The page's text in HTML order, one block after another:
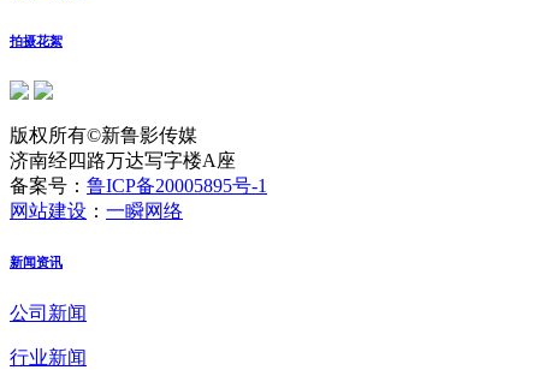
拍摄花絮
版权所有©新鲁影传媒
济南经四路万达写字楼A座
备案号： 鲁ICP备20005895号-1
网站建设 ： 一瞬网络
新闻资讯
公司新闻
行业新闻